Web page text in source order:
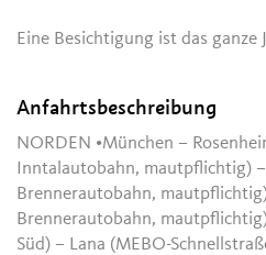
Eine Besichtigung ist das ganze
Anfahrtsbeschreibung
NORDEN •München –
Inntalautobahn, mautpflichtig)
Brennerautobahn,
Brennerautobahn,
Süd) – Lana (MEBO-